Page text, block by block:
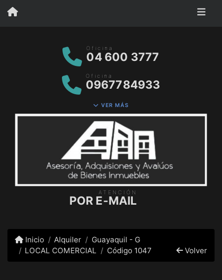
Oficina
04 600 3777
Oficina
0967784933
VER MÁS
ATENCIÓN
POR E-MAIL
Inicio Alquiler
Guayaquil - G
LOCAL COMERCIAL
Código 1047 Volver